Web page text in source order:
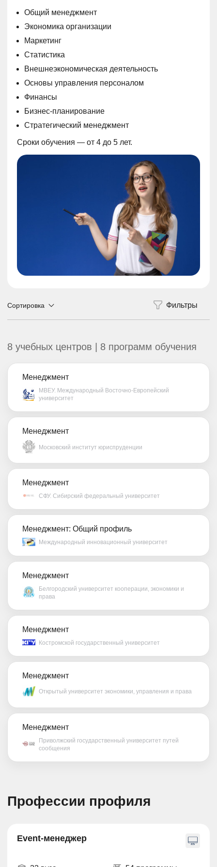
Общий менеджмент
Экономика организации
Маркетинг
Статистика
Внешнеэкономическая деятельность
Основы управления персоналом
Финансы
Бизнес-планирование
Стратегический менеджмент
Сроки обучения — от 4 до 5 лет.
Сортировка
8 учебных центров | 8 программ обучения
Менеджмент
МВЕУ. Международный Восточно-Европейский
университет
Менеджмент
Московский институт юриспруденции
Менеджмент
СФУ. Сибирский федеральный университет
Менеджмент: Общий профиль
Международный инновационный университет
Менеджмент
Белгородский университет кооперации, экономики и
права
Менеджмент
Костромской государственный университет
Менеджмент
Открытый университет экономики, управления и права
Менеджмент
Приволжский государственный университет путей
сообщения
Профессии профиля
Event-менеджер